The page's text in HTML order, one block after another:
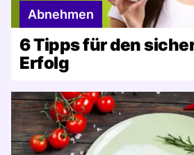
Abnehmen
6 Tipps für den
Erfolg